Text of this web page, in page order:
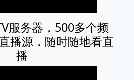
服务器，500多个频
播源，随时随地看直
播